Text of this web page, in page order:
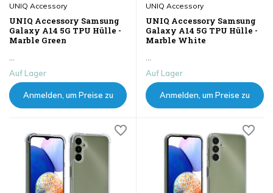
UNIQ Accessory
UNIQ Accessory Samsung
Galaxy A14 5G TPU Hülle -
Marble Green
Auf Lager
Anmelden, um Preise zu
UNIQ Accessory
UNIQ Accessory Samsung
Galaxy A14 5G TPU Hülle -
Marble White
...
Auf Lager
Anmelden, um Preise zu